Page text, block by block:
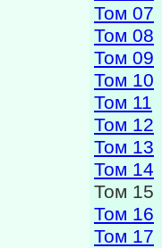
Том 07
Том 08
Том 09
Том 10
Том 11
Том 12
Том 13
Том 14
Том 15
Том 16
Том 17